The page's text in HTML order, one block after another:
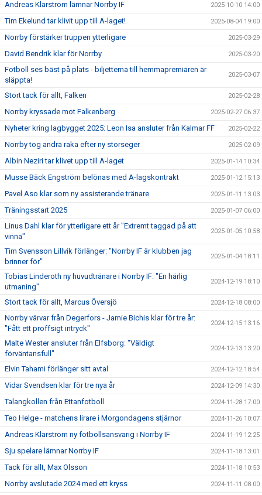
Andreas Klarström lämnar Norrby IF 2025-10-10 14:00
Tim Ekelund tar klivit upp till A-laget! 2025-08-04 19:00
Norrby förstärker truppen ytterligare 2025-03-29
David Bendrik klar för Norrby 2025-03-20
Fotboll ses bäst på plats - biljetterna till hemmapremiären är
släppta!
2025-03-07
Stort tack för allt, Falken 2025-02-28
Norrby kryssade mot Falkenberg 2025-02-27 06:37
Nyheter kring lagbygget 2025: Leon Isa ansluter från Kalmar FF 2025-02-22
Norrby tog andra raka efter ny storseger 2025-02-09
Albin Neziri tar klivet upp till A-laget 2025-01-14 10:34
Musse Bäck Engström belönas med A-lagskontrakt 2025-01-12 15:13
Pavel Aso klar som ny assisterande tränare 2025-01-11 13:03
Träningsstart 2025 2025-01-07 06:00
Linus Dahl klar för ytterligare ett år "Extremt taggad på att
vinna"
2025-01-05 10:58
Tim Svensson Lillvik förlänger: "Norrby IF är klubben jag
brinner för"
2025-01-04 18:11
Tobias Linderoth ny huvudtränare i Norrby IF: "En härlig
utmaning"
2024-12-19 18:10
Stort tack för allt, Marcus Översjö 2024-12-18 08:00
Norrby värvar från Degerfors - Jamie Bichis klar för tre år:
"Fått ett proffsigt intryck"
2024-12-15 13:16
Malte Wester ansluter från Elfsborg: "Väldigt
förväntansfull"
2024-12-13 13:20
Elvin Tahami förlänger sitt avtal 2024-12-12 18:54
Vidar Svendsen klar för tre nya år 2024-12-09 14:30
Talangkollen från Ettanfotboll 2024-11-28 17:00
Teo Helge - matchens lirare i Morgondagens stjärnor 2024-11-26 10:07
Andreas Klarström ny fotbollsansvarig i Norrby IF 2024-11-19 12:25
Sju spelare lämnar Norrby IF 2024-11-18 13:01
Tack för allt, Max Olsson 2024-11-18 10:53
Norrby avslutade 2024 med ett kryss 2024-11-11 08:00